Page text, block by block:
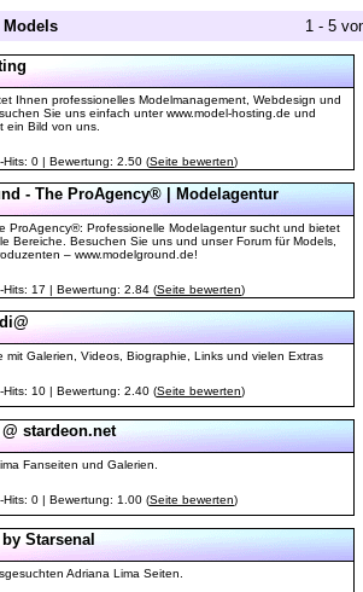
Models 1 - 5
Ihnen professionelles Modelmanagement, Webdesign und
Sie uns einfach unter www.model-hosting.de und
ein Bild von uns.
0 | Bewertung: 2.50 (Seite bewerten)
- The ProAgency® | Modelagentur
ProAgency®: Professionelle Modelagentur sucht und bietet
Bereiche. Besuchen Sie uns und unser Forum für Models,
– www.modelground.de!
17 | Bewertung: 2.84 (Seite bewerten)
mit Galerien, Videos, Biographie, Links und vielen Extras
10 | Bewertung: 2.40 (Seite bewerten)
stardeon.net
Fanseiten und Galerien.
0 | Bewertung: 1.00 (Seite bewerten)
Starsenal
Adriana Lima Seiten.